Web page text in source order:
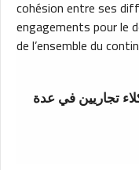
cohésion entre ses
engagements pour le
de l’ensemble du
تجاريين في عدة